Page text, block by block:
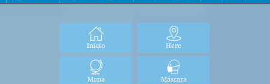
Início Here
Mapa Máscara